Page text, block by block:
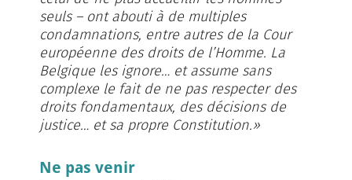
seuls – ont abouti à de multiples
condamnations, entre autres de la Cour
européenne des droits de l’Homme. La
Belgique les ignore… et assume sans
complexe le fait de ne pas respecter des
droits fondamentaux, des décisions de
justice… et sa propre Constitution.»
Ne pas venir